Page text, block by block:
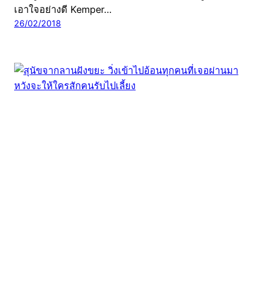
เอาใจอย่างดี Kemper…
26/02/2018